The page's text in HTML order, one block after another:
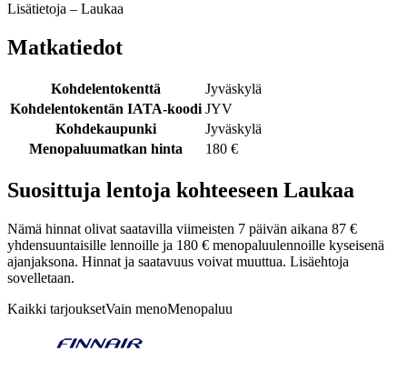
Lisätietoja – Laukaa
Matkatiedot
Kohdelentokenttä
Jyväskylä
Kohdelentokentän IATA-koodi JYV
Kohdekaupunki
Jyväskylä
Menopaluumatkan hinta
180 €
Suosittuja lentoja kohteeseen Laukaa
Nämä hinnat olivat saatavilla viimeisten 7 päivän aikana 87 €
yhdensuuntaisille lennoille ja 180 € menopaluulennoille kyseisenä
ajanjaksona. Hinnat ja saatavuus voivat muuttua. Lisäehtoja
sovelletaan.
Kaikki tarjouksetVain menoMenopaluu